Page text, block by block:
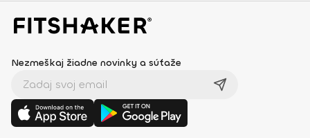
Nezmeškaj žiadne novinky a súťaže